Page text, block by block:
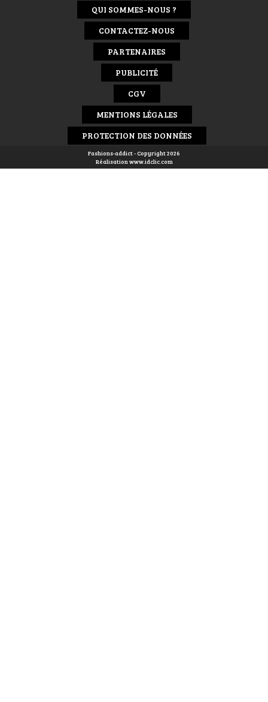
QUI SOMMES-NOUS ?
CONTACTEZ-NOUS
PARTENAIRES
PUBLICITÉ
CGV
MENTIONS LÉGALES
PROTECTION DES DONNÉES
Fashions-addict - Copyright 2026
Réalisationwww.idclic.com